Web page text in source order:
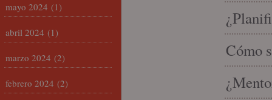
Cómo
mayo 2024 (1)
abril 2024 (1)
marzo 2024 (2)
febrero 2024 (2)